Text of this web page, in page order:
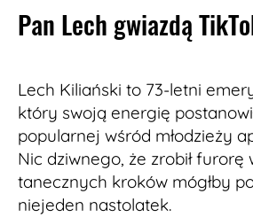
Pan Lech gwiazdą
Lech Kiliański to 73-letni
który swoją energię
popularnej wśród młodzieży
Nic dziwnego, że zrobił furorę
tanecznych kroków mógłby
niejeden nastolatek.